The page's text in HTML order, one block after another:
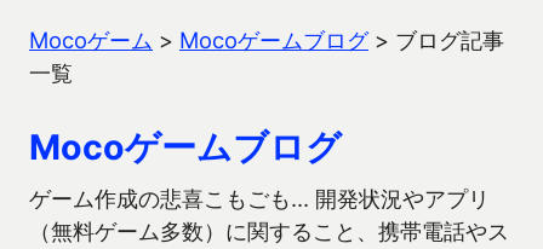
Mocoゲーム > Mocoゲームブログ> ブログ記事
一覧
Mocoゲームブログ
ゲーム作成の悲喜こもごも… 開発状況やアプリ
（無料ゲーム多数）に関すること、携帯電話やス